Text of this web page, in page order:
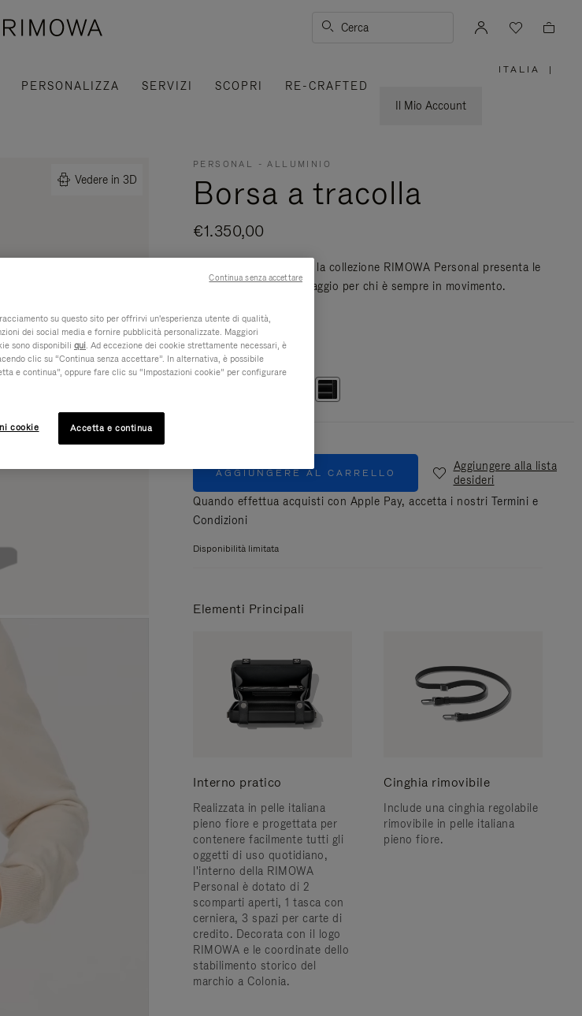
Cerca
PERSONALIZZA SERVIZI SCOPRI
RE-CRAFTED
Il Mio Account
ITALIA |
Vedere in 3D
PERSONAL - ALLUMINIO
Borsa a tracolla
€1.350,00
Realizzata in Germania, la collezione RIMOWA Personal presenta le
migliori compagne di viaggio per chi è sempre in movimento.
Colore Nero
AGGIUNGERE AL CARRELLO
Aggiungere alla lista
desideri
Quando effettua acquisti con Apple Pay, accetta i nostri Termini e
Condizioni
Disponibilità limitata
Elementi Principali
Interno pratico
Realizzata in pelle italiana
pieno fiore e progettata per
contenere facilmente tutti gli
oggetti di uso quotidiano,
l'interno della RIMOWA
Personal è dotato di 2
scomparti aperti, 1 tasca con
cerniera, 3 spazi per carte di
credito. Decorata con il logo
RIMOWA e le coordinate dello
stabilimento storico del
marchio a Colonia.
Cinghia rimovibile
Include una cinghia regolabile
rimovibile in pelle italiana
pieno fiore.
su questo sito per offrirvi un'esperienza utente di qualità,
dei social media e fornire pubblicità personalizzate. Maggiori
sono disponibili qui. Ad eccezione dei cookie strettamente necessari, è
clic su “Continua senza accettare”. In alternativa, è possibile
e continua”, oppure fare clic su “Impostazioni cookie” per configurare
cookie Accetta e continua
Continua senza accettare